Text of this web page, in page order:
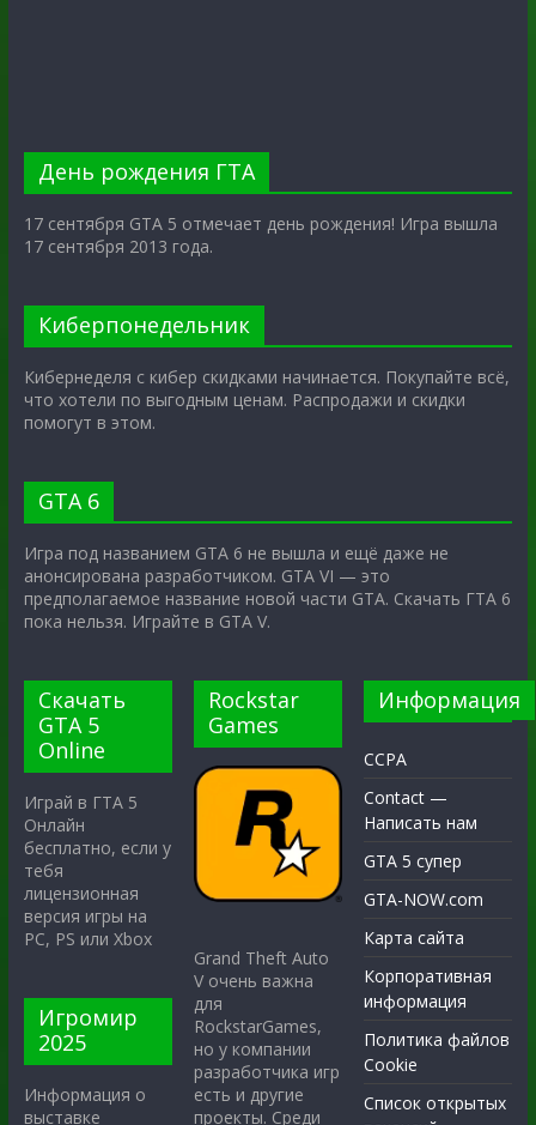
День рождения ГТА
17 сентября GTA 5 отмечает день рождения! Игра вышла
17 сентября 2013 года.
Киберпонедельник
Кибернеделя с кибер скидками начинается. Покупайте всё,
что хотели по выгодным ценам. Распродажи и скидки
помогут в этом.
GTA 6
Игра под названием GTA 6 не вышла и ещё даже не
анонсирована разработчиком. GTA VI — это
предполагаемое название новой части GTA. Скачать ГТА 6
пока нельзя. Играйте в GTA V.
Скачать
GTA 5
Online
Играй в ГТА 5
Онлайн
бесплатно, если у
тебя
лицензионная
версия игры на
PC, PS или Xbox
Игромир
2025
Информация о
выставке
Rockstar
Games
Grand Theft Auto
V очень важна
для
RockstarGames,
но у компании
разработчика игр
есть и другие
проекты. Среди
Информация
CCPA
Contact —
Написать нам
GTA 5 супер
GTA-NOW.com
Карта сайта
Корпоративная
информация
Политика файлов
Cookie
Список открытых